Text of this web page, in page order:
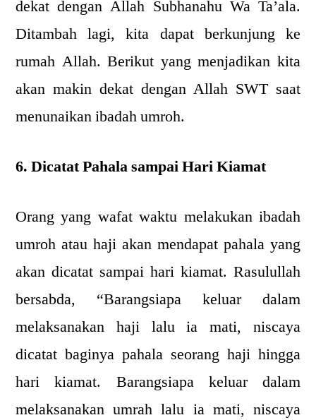
dekat dengan Allah Subhanahu Wa Ta’ala.
Ditambah lagi, kita dapat berkunjung ke
rumah Allah. Berikut yang menjadikan kita
akan makin dekat dengan Allah SWT saat
menunaikan ibadah umroh.
6. Dicatat Pahala sampai Hari Kiamat
Orang yang wafat waktu melakukan ibadah
umroh atau haji akan mendapat pahala yang
akan dicatat sampai hari kiamat. Rasulullah
bersabda, “Barangsiapa keluar dalam
melaksanakan haji lalu ia mati, niscaya
dicatat baginya pahala seorang haji hingga
hari kiamat. Barangsiapa keluar dalam
melaksanakan umrah lalu ia mati, niscaya